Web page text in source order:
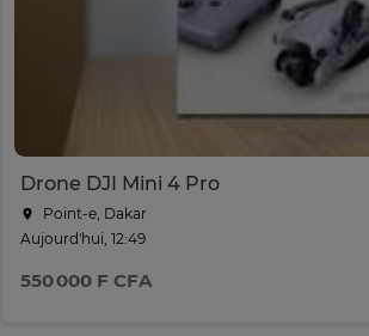
Drone DJI Mini 4 Pro
Point-e, Dakar
Aujourd'hui, 12:49
550 000 F CFA